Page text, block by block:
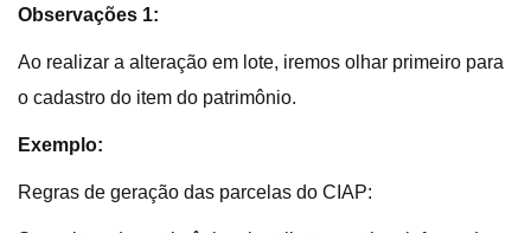
Observações 1:
Ao realizar a alteração em lote, iremos olhar primeiro para
o cadastro do item do patrimônio.
Exemplo:
Regras de geração das parcelas do CIAP: